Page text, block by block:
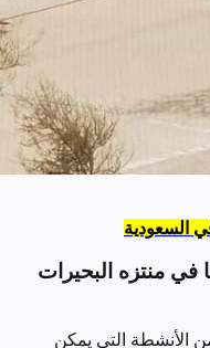
في منتزه البحيرات
الأنشطة التي يمكن